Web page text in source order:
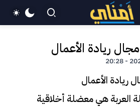
ريادة الأعمال
العربة هي معضلة أخلاقية